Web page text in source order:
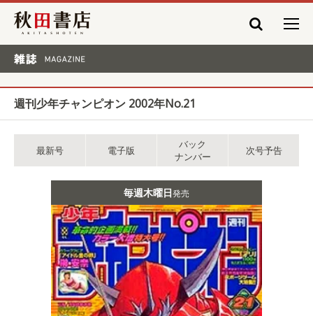
秋田書店
週刊少年チャンピオン 2002年No.21
最新号 電子版
バック
ナンバー
次号予告
毎週木曜日発売